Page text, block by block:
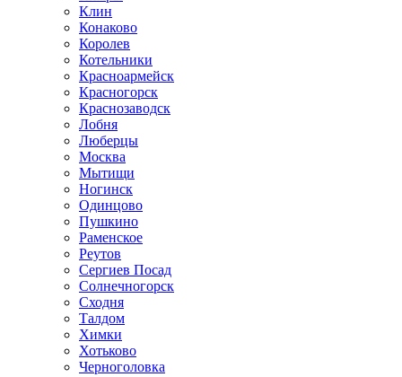
Клин
Конаково
Королев
Котельники
Красноармейск
Красногорск
Краснозаводск
Лобня
Люберцы
Москва
Мытищи
Ногинск
Одинцово
Пушкино
Раменское
Реутов
Сергиев Посад
Солнечногорск
Сходня
Талдом
Химки
Хотьково
Черноголовка